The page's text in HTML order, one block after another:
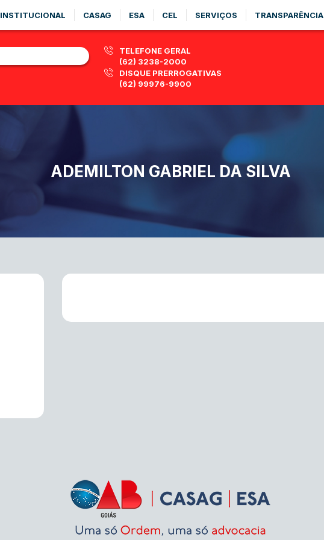
INSTITUCIONAL CASAG ESA CEL SERVIÇOS TRANSPARÊNCIA
TELEFONE GERAL
(62) 3238-2000
DISQUE PRERROGATIVAS
(62) 99976-9900
ADEMILTON GABRIEL DA SILVA